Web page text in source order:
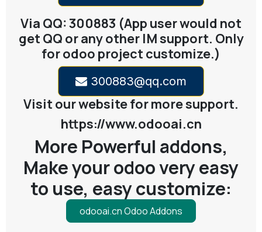
Via QQ: 300883 (App user would not
get QQ or any other IM support. Only
for odoo project customize.)
300883@qq.com
Visit our website for more support.
https://www.odooai.cn
More Powerful addons,
Make your odoo very easy
to use, easy customize:
odooai.cn Odoo Addons